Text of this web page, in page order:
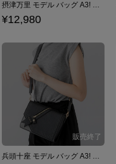
摂津万里 モデル バッグ A3! 秋組
¥12,980
兵頭十座 モデル バッグ A3! 秋組